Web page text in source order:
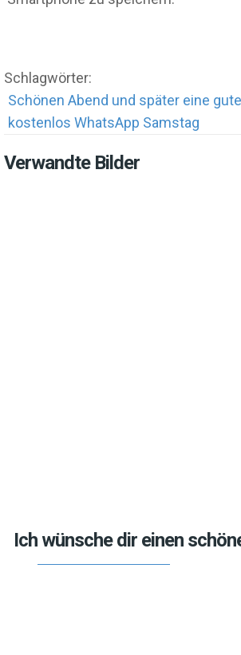
Schlagwörter:
Schönen Abend und später eine
kostenlos WhatsApp Samstag
Verwandte Bilder
Ich wünsche dir einen